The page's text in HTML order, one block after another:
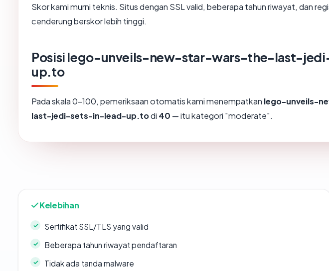
Skor kami murni teknis. Situs dengan SSL valid, beberapa tahun riwayat, dan
cenderung berskor lebih tinggi.
Posisi lego-unveils-new-star-wars-the-last-
up.to
Pada skala 0-100, pemeriksaan otomatis kami menempatkan lego-unveils-
last-jedi-sets-in-lead-up.todi 40 — itu kategori "moderate".
Kelebihan
Sertifikat SSL/TLS yang valid
Beberapa tahun riwayat pendaftaran
Tidak ada tanda malware